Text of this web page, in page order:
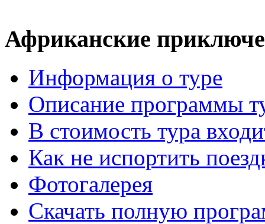
Африканские
Информация о туре
Описание программы
В стоимость тура
Как не испортить
Фотогалерея
Скачать полную